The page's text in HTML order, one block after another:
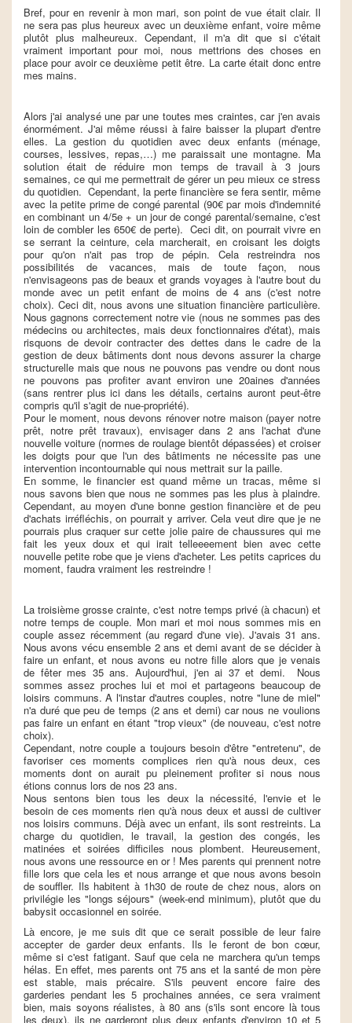
Bref, pour en revenir à mon mari, son point de vue était clair. Il
ne sera pas plus heureux avec un deuxième enfant, voire même
plutôt plus malheureux. Cependant, il m'a dit que si c'était
vraiment important pour moi, nous mettrions des choses en
place pour avoir ce deuxième petit être. La carte était donc entre
mes mains.
Alors j'ai analysé une par une toutes mes craintes, car j'en avais
énormément. J'ai même réussi à faire baisser la plupart d'entre
elles. La gestion du quotidien avec deux enfants (ménage,
courses, lessives, repas,…) me paraissait une montagne. Ma
solution était de réduire mon temps de travail à 3 jours
semaines, ce qui me permettrait de gérer un peu mieux ce stress
du quotidien. Cependant, la perte financière se fera sentir, même
avec la petite prime de congé parental (90€ par mois d'indemnité
en combinant un 4/5e + un jour de congé parental/semaine, c'est
loin de combler les 650€ de perte). Ceci dit, on pourrait vivre en
se serrant la ceinture, cela marcherait, en croisant les doigts
pour qu'on n'ait pas trop de pépin. Cela restreindra nos
possibilités de vacances, mais de toute façon, nous
n'envisageons pas de beaux et grands voyages à l'autre bout du
monde avec un petit enfant de moins de 4 ans (c'est notre
choix). Ceci dit, nous avons une situation financière particulière.
Nous gagnons correctement notre vie (nous ne sommes pas des
médecins ou architectes, mais deux fonctionnaires d'état), mais
risquons de devoir contracter des dettes dans le cadre de la
gestion de deux bâtiments dont nous devons assurer la charge
structurelle mais que nous ne pouvons pas vendre ou dont nous
ne pouvons pas profiter avant environ une 20aines d'années
(sans rentrer plus ici dans les détails, certains auront peut-être
compris qu'il s'agit de nue-propriété).
Pour le moment, nous devons rénover notre maison (payer notre
prêt, notre prêt travaux), envisager dans 2 ans l'achat d'une
nouvelle voiture (normes de roulage bientôt dépassées) et croiser
les doigts pour que l'un des bâtiments ne nécessite pas une
intervention incontournable qui nous mettrait sur la paille.
En somme, le financier est quand même un tracas, même si
nous savons bien que nous ne sommes pas les plus à plaindre.
Cependant, au moyen d'une bonne gestion financière et de peu
d'achats irréfléchis, on pourrait y arriver. Cela veut dire que je ne
pourrais plus craquer sur cette jolie paire de chaussures qui me
fait les yeux doux et qui irait telleeeement bien avec cette
nouvelle petite robe que je viens d'acheter. Les petits caprices du
moment, faudra vraiment les restreindre !
La troisième grosse crainte, c'est notre temps privé (à chacun) et
notre temps de couple. Mon mari et moi nous sommes mis en
couple assez récemment (au regard d'une vie). J'avais 31 ans.
Nous avons vécu ensemble 2 ans et demi avant de se décider à
faire un enfant, et nous avons eu notre fille alors que je venais
de fêter mes 35 ans. Aujourd'hui, j'en ai 37 et demi. Nous
sommes assez proches lui et moi et partageons beaucoup de
loisirs communs. A l'instar d'autres couples, notre "lune de miel"
n'a duré que peu de temps (2 ans et demi) car nous ne voulions
pas faire un enfant en étant "trop vieux" (de nouveau, c'est notre
choix).
Cependant, notre couple a toujours besoin d'être "entretenu", de
favoriser ces moments complices rien qu'à nous deux, ces
moments dont on aurait pu pleinement profiter si nous nous
étions connus lors de nos 23 ans.
Nous sentons bien tous les deux la nécessité, l'envie et le
besoin de ces moments rien qu'à nous deux et aussi de cultiver
nos loisirs communs. Déjà avec un enfant, ils sont restreints. La
charge du quotidien, le travail, la gestion des congés, les
matinées et soirées difficiles nous plombent. Heureusement,
nous avons une ressource en or ! Mes parents qui prennent notre
fille lors que cela les et nous arrange et que nous avons besoin
de souffler. Ils habitent à 1h30 de route de chez nous, alors on
privilégie les "longs séjours" (week-end minimum), plutôt que du
babysit occasionnel en soirée.
Là encore, je me suis dit que ce serait possible de leur faire
accepter de garder deux enfants. Ils le feront de bon cœur,
même si c'est fatigant. Sauf que cela ne marchera qu'un temps
hélas. En effet, mes parents ont 75 ans et la santé de mon père
est stable, mais précaire. S'ils peuvent encore faire des
garderies pendant les 5 prochaines années, ce sera vraiment
bien, mais soyons réalistes, à 80 ans (s'ils sont encore là tous
les deux), ils ne garderont plus deux enfants d'environ 10 et 5